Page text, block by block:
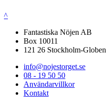
^
Fantastiska Nöjen AB
Box 10011
121 26 Stockholm-Globen
info@nojestorget.se
08 - 19 50 50
Användarvillkor
Kontakt